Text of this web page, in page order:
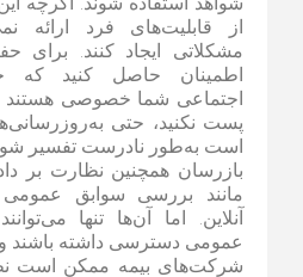
از قابلیت‌های فرد ارائه
مشکلاتی ایجاد کنند. برای
اطمینان حاصل کنید که
اجتماعی شما خصوصی هستند
پست نکنید، حتی
است به‌طور نادرست تفسیر
بازرسان همچنین نظارت بر
مانند بررسی سوابق عمومی
آنلاین. اما آن‌ها تنها
عمومی دسترسی داشته باشند و
شرکت‌های بیمه ممکن است